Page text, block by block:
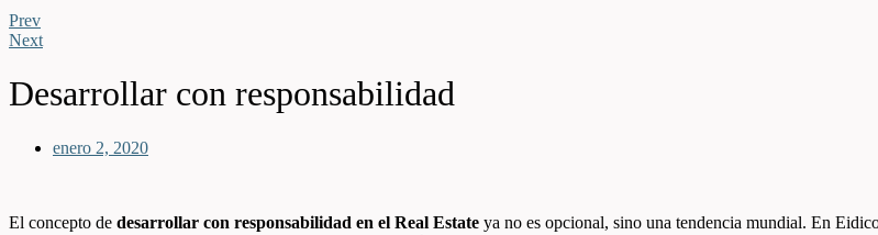
Prev
Next
Desarrollar con responsabilidad
enero 2, 2020
El concepto de desarrollar con responsabilidad en el Real Estate ya no es opcional, sino una tendencia mundial. En